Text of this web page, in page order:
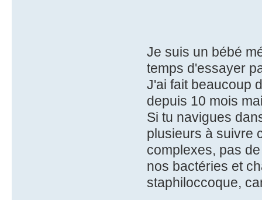
Je suis un bébé
temps d'essayer
J'ai fait beaucoup
depuis 10 mois
Si tu navigues
plusieurs à suivre
complexes, pas
nos bactéries et
staphiloccoque,